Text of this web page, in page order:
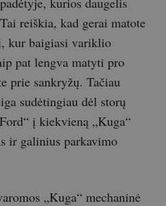
reiškia, kad gerai matote
kur baigiasi variklio
pat lengva matyti pro
prie sankryžų. Tačiau
sudėtingiau dėl storų
į kiekvieną „Kuga“
ir galinius parkavimo
„Kuga“ mechaninė